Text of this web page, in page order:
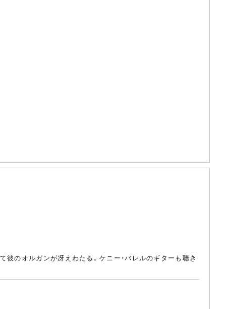
彼のオルガンが冴えわたる。ケニー・バレルのギターも聴き